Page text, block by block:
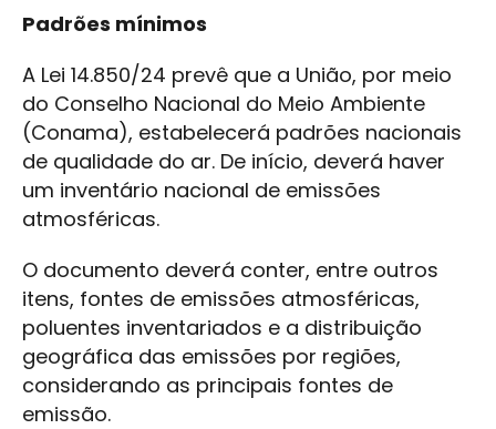
Padrões mínimos
A Lei 14.850/24 prevê que a União, por meio
do Conselho Nacional do Meio Ambiente
(Conama), estabelecerá padrões nacionais
de qualidade do ar. De início, deverá haver
um inventário nacional de emissões
atmosféricas.
O documento deverá conter, entre outros
itens, fontes de emissões atmosféricas,
poluentes inventariados e a distribuição
geográfica das emissões por regiões,
considerando as principais fontes de
emissão.